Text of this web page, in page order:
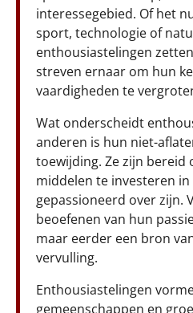
interessegebied. Of het
sport, technologie of
enthousiastelingen
streven ernaar om hun
vaardigheden te
Wat onderscheidt
anderen is hun niet-
toewijding. Ze zijn bereid
middelen te investeren
gepassioneerd over zijn.
beoefenen van hun
maar eerder een bron
vervulling.
Enthousiastelingen
gemeenschappen en